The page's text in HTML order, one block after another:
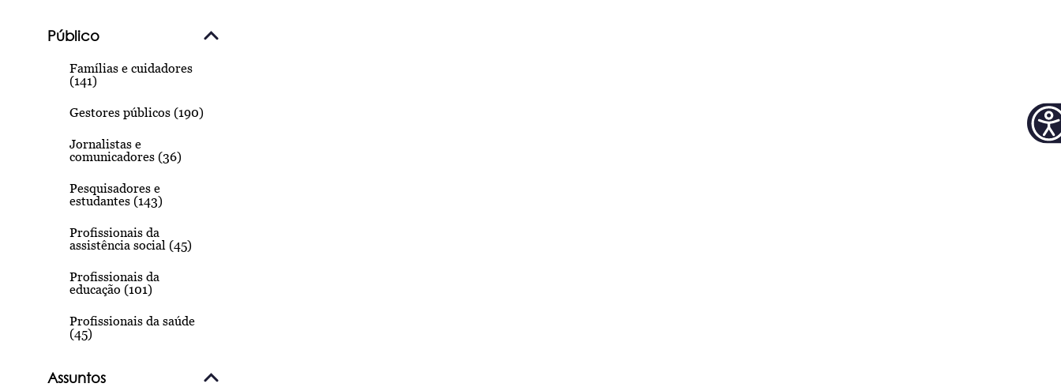
Público
Famílias e cuidadores
(141)
Gestores públicos (190)
Jornalistas e
comunicadores (36)
Pesquisadores e
estudantes (143)
Profissionais da
assistência social (45)
Profissionais da
educação (101)
Profissionais da saúde
(45)
Assuntos